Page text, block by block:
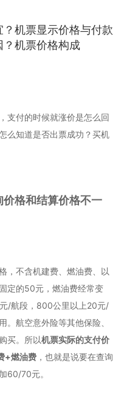
机票显示价格与付款
机票价格构成
支付的时候就涨价是怎么回
么知道是否出票成功？买机
格和结算价格不一
，不含机建费、燃油费、以
定的50元，燃油费经常变
/航段，800公里以上20元/
。航空意外险等其他保险、
买。所以机票实际的支付价
+燃油费 ，也就是说要在查询
60/70元。